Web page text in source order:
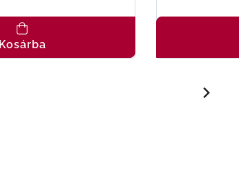
Kosárba